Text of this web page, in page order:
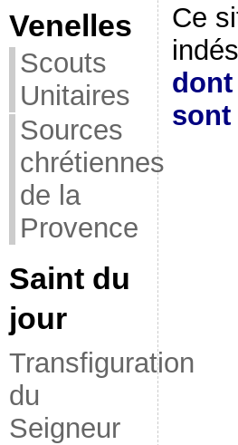
Venelles
Scouts
Unitaires
Sources
chrétiennes
de la
Provence
Saint du
jour
Transfiguration
du
Seigneur
Ce
sont